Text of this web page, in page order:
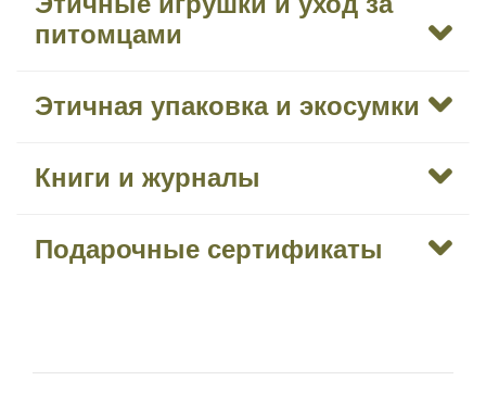
питомцами
Этичная упаковка и экосумки
Книги и журналы
Подарочные сертификаты